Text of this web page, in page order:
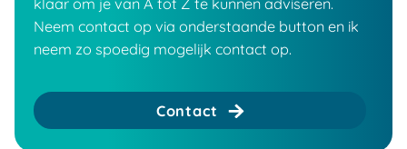
Neem contact op via onderstaande button en ik
neem zo spoedig mogelijk contact op.
Contact